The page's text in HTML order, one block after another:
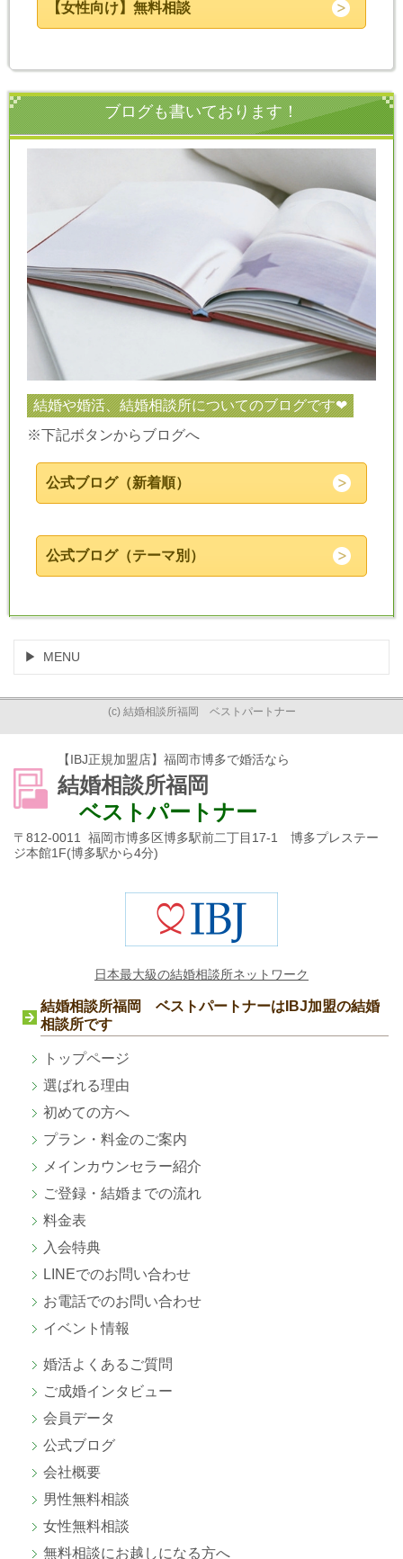
【女性向け】無料相談
ブログも書いております！
結婚や婚活、結婚相談所についてのブログです❤
※下記ボタンからブログへ
公式ブログ（新着順）
公式ブログ（テーマ別）
MENU
(c) 結婚相談所福岡 ベストパートナー
【IBJ正規加盟店】福岡市博多で婚活なら
結婚相談所福岡
ベストパートナー
〒812-0011 福岡市博多区博多駅前二丁目17-1 博多プレステー
ジ本館1F(博多駅から4分)
日本最大級の結婚相談所ネットワーク
結婚相談所福岡 ベストパートナーはIBJ加盟の結婚
相談所です
トップページ
選ばれる理由
初めての方へ
プラン・料金のご案内
メインカウンセラー紹介
ご登録・結婚までの流れ
料金表
入会特典
LINEでのお問い合わせ
お電話でのお問い合わせ
イベント情報
婚活よくあるご質問
ご成婚インタビュー
会員データ
公式ブログ
会社概要
男性無料相談
女性無料相談
無料相談にお越しになる方へ